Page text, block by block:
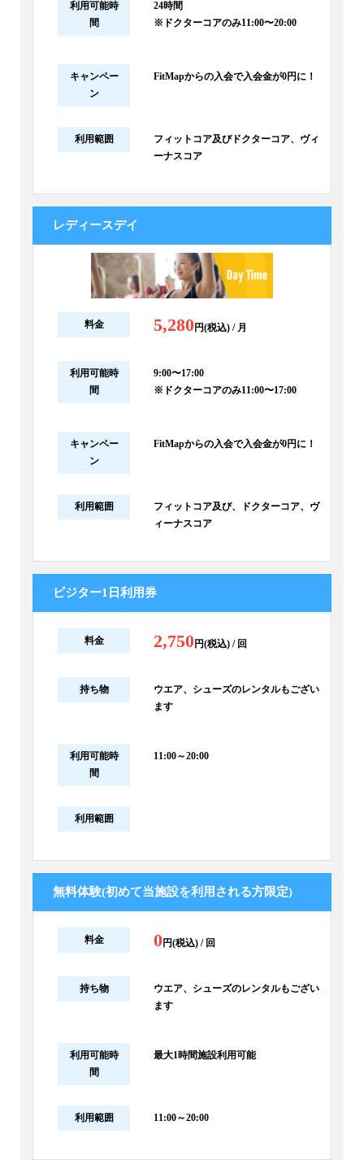
利用可能時
間
24時間
※ドクターコアのみ11:00〜20:00
キャンペー
ン
FitMapからの入会で入会金が0円に！
利用範囲
フィットコア及びドクターコア、ヴィ
ーナスコア
レディースデイ
料金 5,280円(税込) / 月
利用可能時
間
9:00〜17:00
※ドクターコアのみ11:00〜17:00
キャンペー
ン
FitMapからの入会で入会金が0円に！
利用範囲
フィットコア及び、ドクターコア、ヴ
ィーナスコア
ビジター1日利用券
料金 2,750円(税込) / 回
持ち物
ウエア、シューズのレンタルもござい
ます
利用可能時
間
11:00～20:00
利用範囲
無料体験(初めて当施設を利用される方限定)
料金 0円(税込) / 回
持ち物
ウエア、シューズのレンタルもござい
ます
利用可能時
間
最大1時間施設利用可能
利用範囲 11:00～20:00